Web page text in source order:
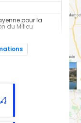
pour la
du Milieu
blanc